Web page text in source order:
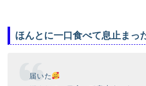
ほんとに一口食べて息止まっ
届いた